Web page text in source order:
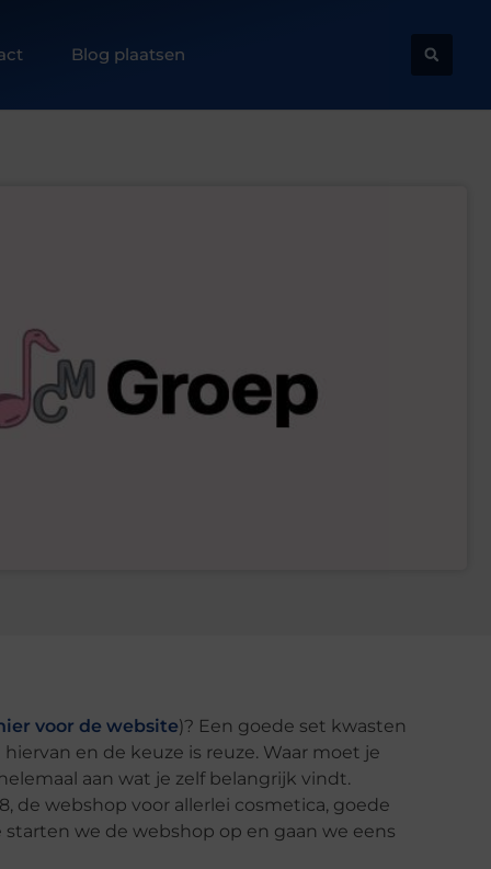
Blog plaatsen
voor de website)? Een goede set kwasten
en de keuze is reuze. Waar moet je
aan wat je zelf belangrijk vindt.
de webshop voor allerlei cosmetica, goede
we de webshop op en gaan we eens